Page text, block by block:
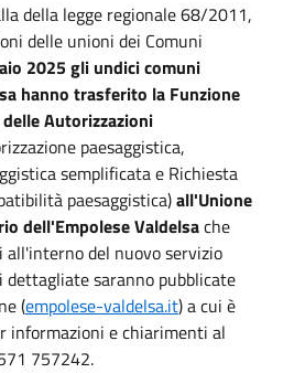
della legge regionale 68/2011,
delle unioni dei Comuni
2025 gli undici comuni
hanno trasferito la Funzione
Autorizzazioni
paesaggistica,
semplificata e Richiesta
paesaggistica)all'Unione
dell'Empolese Valdelsache
all'interno del nuovo servizio
dettagliate saranno pubblicate
(empolese-valdelsa.it) a cui è
informazioni e chiarimenti al
757242.